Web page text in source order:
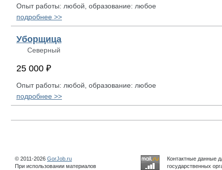
Опыт работы: любой, образование: любое
подробнее >>
Уборщица
Северный
25 000 ₽
Опыт работы: любой, образование: любое
подробнее >>
© 2011-2026 GorJob.ru
При использовании материалов
Контактные данные
государственных